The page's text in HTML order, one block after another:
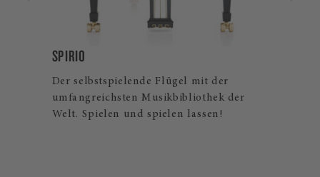
B-211
Der Steinway Flügelklassiker für Profis
und ambitionierte Hobbymusiker. Auch
als Steinway Spirio | r und Spirio Flügel